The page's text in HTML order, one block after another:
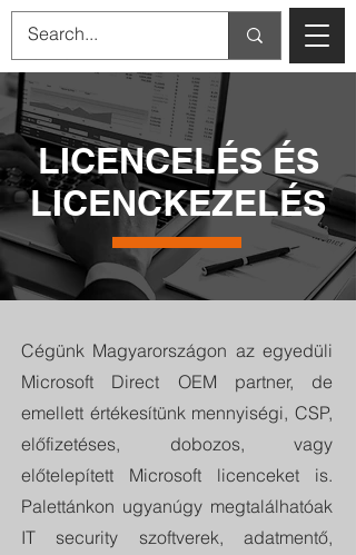
LICENCELÉS ÉS
LICENCKEZELÉS
Cégünk Magyarországon az egyedüli
Microsoft Direct OEM partner, de
emellett értékesítünk mennyiségi, CSP,
előfizetéses, dobozos, vagy
előtelepített Microsoft licenceket is.
Palettánkon ugyanúgy megtalálhatóak
IT security szoftverek, adatmentő,